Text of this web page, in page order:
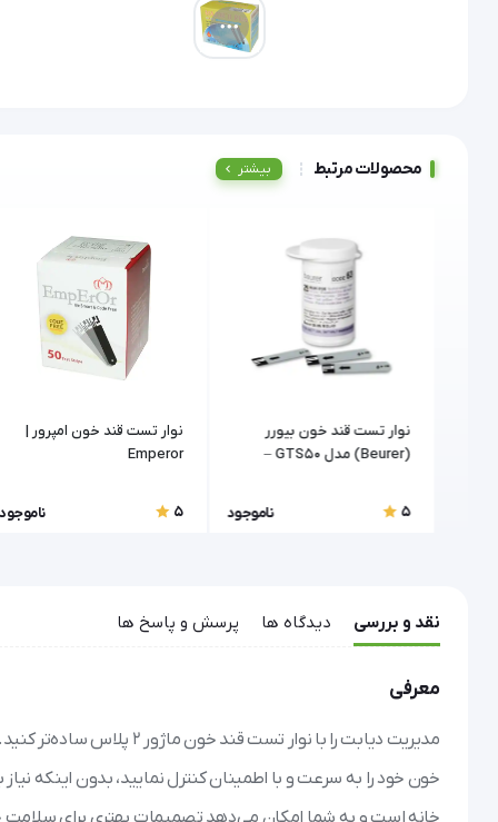
محصولات مرتبط بیشتر
نوار تست قند خون بیورر
(Beurer) مدل GTS50 –
5
ناموجود
نوار تست قند خون امپرور |
Emperor
5 ناموجود
نقد و بررسی دیدگاه ها پرسش و پاسخ ها
معرفی
مدیریت دیابت را با نوار
خون خود را به سرعت و با اطمینان کنترل نمایید، بدون اینکه
خانه است و به شما امکان می‌دهد تصمیمات بهتری برای سلامت